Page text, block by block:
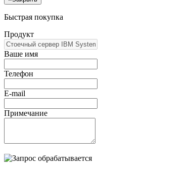
Быстрая покупка
Продукт
Ваше имя
Телефон
E-mail
Примечание